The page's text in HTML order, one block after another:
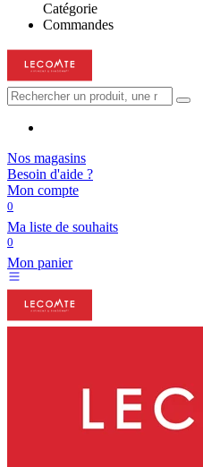
Catégorie
Commandes
Nos magasins
Besoin d'aide ?
Mon compte
0
Ma liste de souhaits
0
Mon panier